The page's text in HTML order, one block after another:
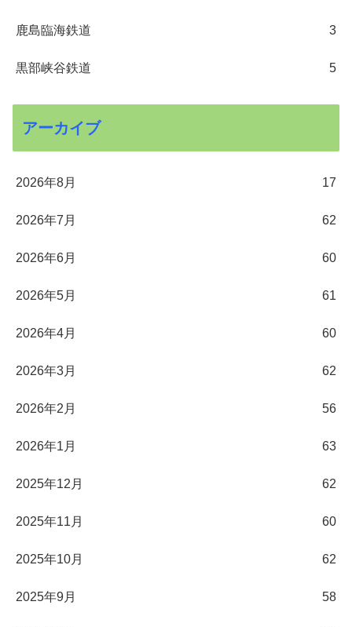
鹿島臨海鉄道 3
黒部峡谷鉄道 5
アーカイブ
2026年8月 17
2026年7月 62
2026年6月 60
2026年5月 61
2026年4月 60
2026年3月 62
2026年2月 56
2026年1月 63
2025年12月 62
2025年11月 60
2025年10月 62
2025年9月 58